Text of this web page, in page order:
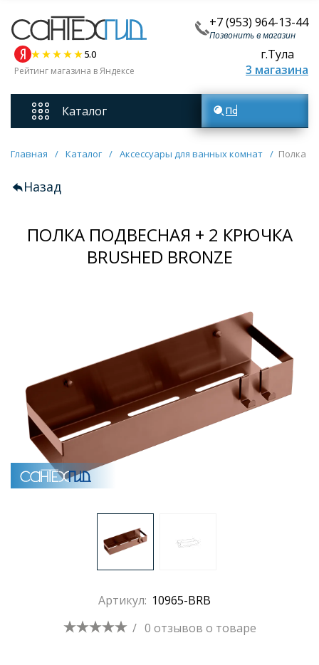
+7 (953) 964-13-44
Позвонить в магазин
5.0
Рейтинг магазина в Яндексе
г.Тула
3 магазина
Каталог
Смесители
Унитазы
Мебель для ванных комнат
Раковины
Душевые кабины
Полотенцесушители
Аксессуары для ванных комнат
Душевые поддоны
Душевые уголки и ограждения
Поиск товаров
Главная / Каталог / Аксессуары для ванных комнат / Полка
Назад
ПОЛКА ПОДВЕСНАЯ + 2 КРЮЧКА
BRUSHED BRONZE
Артикул: 10965-BRB
/ 0 отзывов о товаре